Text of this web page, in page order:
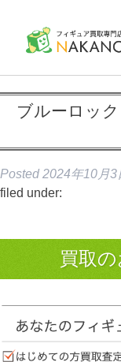
ブルーロッ
Posted 2024年10月3
filed under:
買取